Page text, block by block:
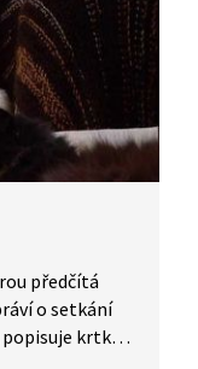
předčítá
o setkání
popisuje krtkův